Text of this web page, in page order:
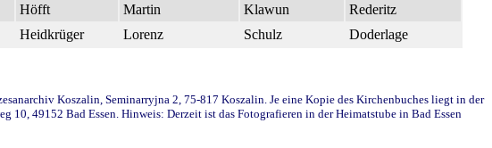
Höfft Martin Klawun
Rederitz
Heidkrüger Lorenz Schulz Doderlage
Koszalin, Seminarryjna 2, 75-817 Koszalin. Je eine Kopie des Kirchenbuches liegt in der
10, 49152 Bad Essen. Hinweis: Derzeit ist das Fotografieren in der Heimatstube in Bad Essen